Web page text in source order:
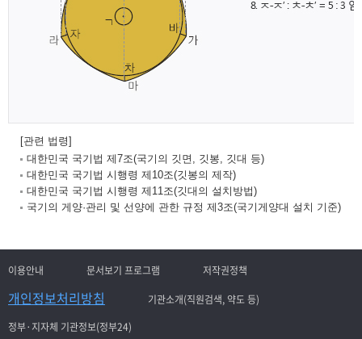
[관련 법령]
대한민국 국기법 제7조(국기의 깃면, 깃봉, 깃대 등)
대한민국 국기법 시행령 제10조(깃봉의 제작)
대한민국 국기법 시행령 제11조(깃대의 설치방법)
국기의 게양·관리 및 선양에 관한 규정 제3조(국기게양대 설치 기준)
이용안내 문서보기 프로그램 저작권정책
개인정보처리방침
기관소개(직원검색, 약도 등)
정부·지자체 기관정보(정부24)